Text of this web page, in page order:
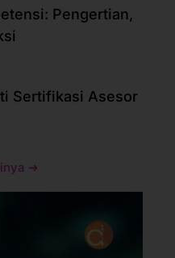
Pengertian,
Sertifikasi Asesor
➜